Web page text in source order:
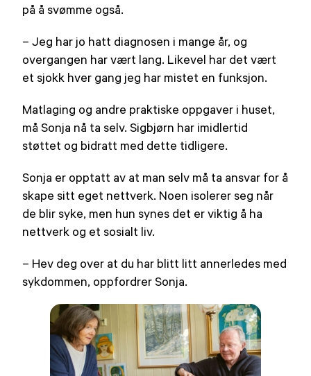
på å svømme også.
– Jeg har jo hatt diagnosen i mange år, og
overgangen har vært lang. Likevel har det vært
et sjokk hver gang jeg har mistet en funksjon.
Matlaging og andre praktiske oppgaver i huset,
må Sonja nå ta selv. Sigbjørn har imidlertid
støttet og bidratt med dette tidligere.
Sonja er opptatt av at man selv må ta ansvar for å
skape sitt eget nettverk. Noen isolerer seg når
de blir syke, men hun synes det er viktig å ha
nettverk og et sosialt liv.
– Hev deg over at du har blitt litt annerledes med
sykdommen, oppfordrer Sonja.